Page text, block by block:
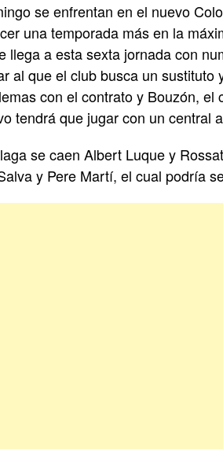
se enfrentan en el nuevo
una temporada más en la
llega a esta sexta jornada con
al que el club busca un
con el contrato y Bouzón,
tendrá que jugar con un central
se caen Albert Luque y
y Pere Martí, el cual podría